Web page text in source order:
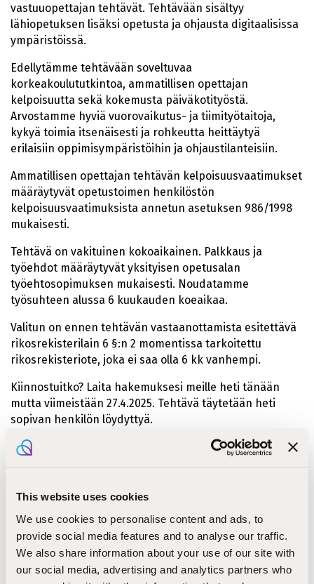
This website uses cookies
We use cookies to personalise content and ads, to
provide social media features and to analyse our traffic.
We also share information about your use of our site with
our social media, advertising and analytics partners who
vastuuopettajan tehtävät. Tehtävään sisältyy
lähiopetuksen lisäksi opetusta ja ohjausta digitaalisissa
ympäristöissä.
Edellytämme tehtävään soveltuvaa
korkeakoulututkintoa, ammatillisen opettajan
kelpoisuutta sekä kokemusta päiväkotityöstä.
Arvostamme hyviä vuorovaikutus- ja tiimityötaitoja,
kykyä toimia itsenäisesti ja rohkeutta heittäytyä
erilaisiin oppimisympäristöihin ja ohjaustilanteisiin.
Ammatillisen opettajan tehtävän kelpoisuusvaatimukset
määräytyvät opetustoimen henkilöstön
kelpoisuusvaatimuksista annetun asetuksen 986/1998
mukaisesti.
Tehtävä on vakituinen kokoaikainen. Palkkaus ja
työehdot määräytyvät yksityisen opetusalan
työehtosopimuksen mukaisesti. Noudatamme
työsuhteen alussa 6 kuukauden koeaikaa.
Valitun on ennen tehtävän vastaanottamista esitettävä
rikosrekisterilain 6 §:n 2 momentissa tarkoitettu
rikosrekisteriote, joka ei saa olla 6 kk vanhempi.
Kiinnostuitko? Laita hakemuksesi meille heti tänään
mutta viimeistään 27.4.2025. Tehtävä täytetään heti
sopivan henkilön löydyttyä.
Lisätietoja antaa mielellään koulutuspäällikkö Kaisa
STEP-koulutus on ammattiopisto, kansanopisto ja
opintokeskus, ja kuuluu Kirkkopalvelut-konserniin.
Oppilaitos tarjoaa ammatillista koulutusta vuosittain 3